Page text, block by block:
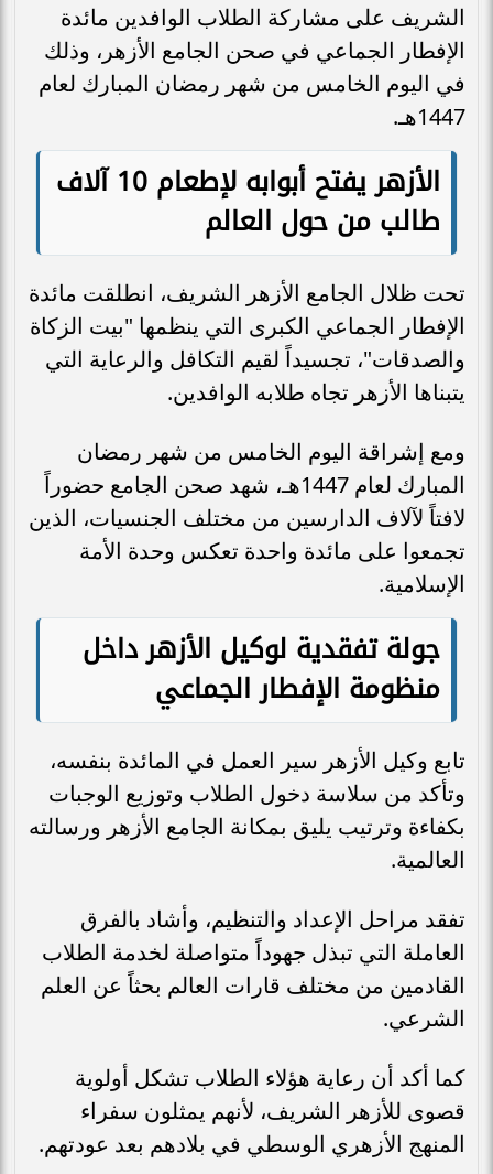
الشريف على مشاركة الطلاب الوافدين مائدة
الإفطار الجماعي في صحن الجامع الأزهر، وذلك
في اليوم الخامس من شهر رمضان المبارك لعام
1447هـ.
الأزهر يفتح أبوابه لإطعام 10 آلاف
طالب من حول العالم
تحت ظلال الجامع الأزهر الشريف، انطلقت مائدة
الإفطار الجماعي الكبرى التي ينظمها "بيت الزكاة
والصدقات"، تجسيداً لقيم التكافل والرعاية التي
يتبناها الأزهر تجاه طلابه الوافدين.
ومع إشراقة اليوم الخامس من شهر رمضان
المبارك لعام 1447هـ، شهد صحن الجامع حضوراً
لافتاً لآلاف الدارسين من مختلف الجنسيات، الذين
تجمعوا على مائدة واحدة تعكس وحدة الأمة
الإسلامية.
جولة تفقدية لوكيل الأزهر داخل
منظومة الإفطار الجماعي
تابع وكيل الأزهر سير العمل في المائدة بنفسه،
وتأكد من سلاسة دخول الطلاب وتوزيع الوجبات
بكفاءة وترتيب يليق بمكانة الجامع الأزهر ورسالته
العالمية.
تفقد مراحل الإعداد والتنظيم، وأشاد بالفرق
العاملة التي تبذل جهوداً متواصلة لخدمة الطلاب
القادمين من مختلف قارات العالم بحثاً عن العلم
الشرعي.
كما أكد أن رعاية هؤلاء الطلاب تشكل أولوية
قصوى للأزهر الشريف، لأنهم يمثلون سفراء
المنهج الأزهري الوسطي في بلادهم بعد عودتهم.